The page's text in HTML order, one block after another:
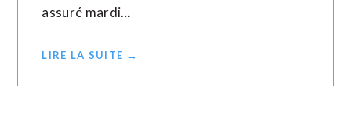
assuré mardi…
LIRE LA SUITE →